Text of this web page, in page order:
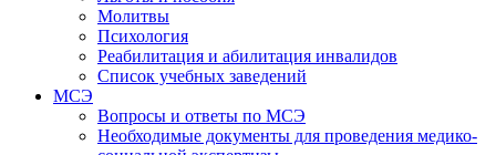
Молитвы
Психология
Реабилитация и абилитация инвалидов
Список учебных заведений
МСЭ
Вопросы и ответы по МСЭ
Необходимые документы для проведения медико-